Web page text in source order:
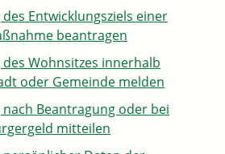
Entwicklungsziels einer
beantragen
Wohnsitzes innerhalb
oder Gemeinde melden
Beantragung oder bei
mitteilen